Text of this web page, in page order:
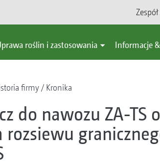
roślin i zastosowania Informacje
firmy Kronika
do nawozu ZA-TS
rozsiewu